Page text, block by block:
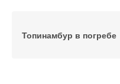
Топинамбур в погребе